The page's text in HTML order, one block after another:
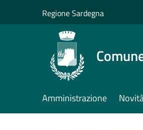
Regione Sardegna
Amministrazione